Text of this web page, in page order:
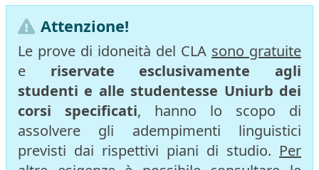
Attenzione!
Le prove di idoneità del CLA sono gratuite
e riservate esclusivamente agli
studenti e alle studentesse Uniurb dei
corsi specificati, hanno lo scopo di
assolvere gli adempimenti linguistici
previsti dai rispettivi piani di studio. Per